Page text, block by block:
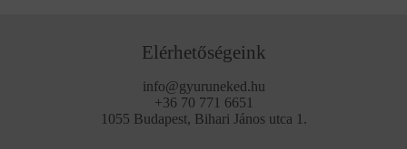
Elérhetőségeink
info@gyuruneked.hu
+36 70 771 6651
1055 Budapest, Bihari János utca 1.